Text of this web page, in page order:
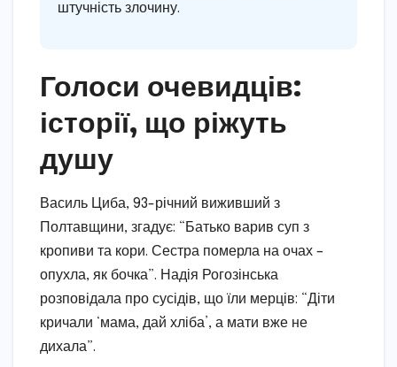
штучність злочину.
Голоси очевидців:
історії, що ріжуть
душу
Василь Циба, 93-річний виживший з
Полтавщини, згадує: “Батько варив суп з
кропиви та кори. Сестра померла на очах –
опухла, як бочка”. Надія Рогозінська
розповідала про сусідів, що їли мерців: “Діти
кричали ‘мама, дай хліба’, а мати вже не
дихала”.